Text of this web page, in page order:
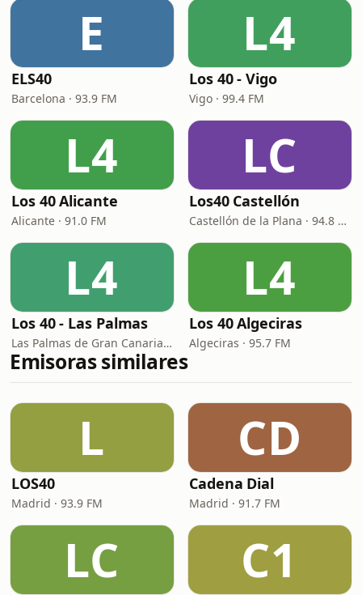
E
ELS40
Barcelona · 93.9 FM
L4
Los 40 - Vigo
Vigo · 99.4 FM
L4
Los 40 Alicante
Alicante · 91.0 FM
LC
Los40 Castellón
Castellón de la Plana · 94.8 FM
L4
Los 40 - Las Palmas
Las Palmas de Gran Canaria · 94.4 FM
L4
Los 40 Algeciras
Algeciras · 95.7 FM
Emisoras similares
L
LOS40
Madrid · 93.9 FM
CD
Cadena Dial
Madrid · 91.7 FM
LC C1